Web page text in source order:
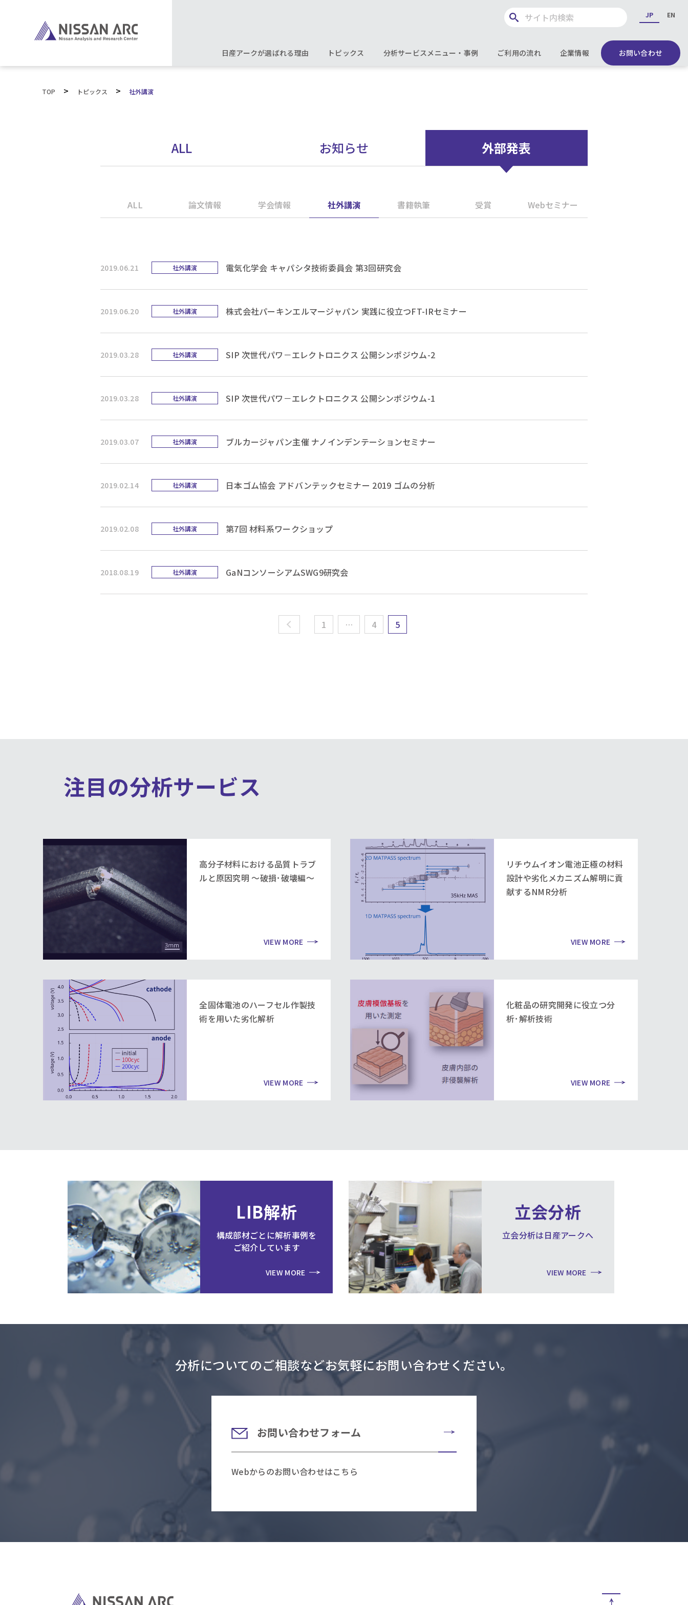
JP EN
日産アークが選ばれる理由 トピックス 分析サービスメニュー・事例 ご利用の流れ 企業情報 お問い合わせ
TOP > トピックス > 社外講演
ALL お知らせ 外部発表
ALL 論文情報 学会情報 社外講演 書籍執筆 受賞 Webセミナー
2019.06.21 社外講演 電気化学会 キャパシタ技術委員会 第3回研究会
2019.06.20 社外講演 株式会社パーキンエルマージャパン 実践に役立つFT-IRセミナー
2019.03.28 社外講演 SIP 次世代パワ－エレクトロニクス 公開シンポジウム-2
2019.03.28 社外講演 SIP 次世代パワ－エレクトロニクス 公開シンポジウム-1
2019.03.07 社外講演 ブルカージャパン主催 ナノインデンテーションセミナー
2019.02.14 社外講演 日本ゴム協会 アドバンテックセミナー 2019 ゴムの分析
2019.02.08 社外講演 第7回 材料系ワークショップ
2018.08.19 社外講演 GaNコンソーシアムSWG9研究会
1 … 4 5
注目の分析サービス
高分子材料における品質トラブ
ルと原因究明 ～破損･破壊編～
VIEW MORE
リチウムイオン電池正極の材料
設計や劣化メカニズム解明に貢
献するNMR分析
VIEW MORE
全固体電池のハーフセル作製技
術を用いた劣化解析
VIEW MORE
化粧品の研究開発に役立つ分
析･解析技術
VIEW MORE
LIB解析
構成部材ごとに解析事例を
ご紹介しています
VIEW MORE
立会分析
立会分析は日産アークへ
VIEW MORE
分析についてのご相談などお気軽にお問い合わせください。
お問い合わせフォーム
Webからのお問い合わせはこちら